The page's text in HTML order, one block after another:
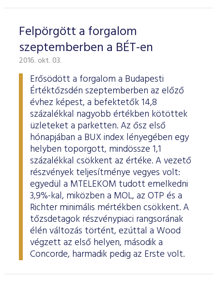
Felpörgött a forgalom
szeptemberben a BÉT-en
2016. okt. 03.
Erősödött a forgalom a Budapesti
Értéktőzsdén szeptemberben az előző
évhez képest, a befektetők 14,8
százalékkal nagyobb értékben kötöttek
üzleteket a parketten. Az ősz első
hónapjában a BUX index lényegében egy
helyben toporgott, mindössze 1,1
százalékkal csökkent az értéke. A vezető
részvények teljesítménye vegyes volt:
egyedül a MTELEKOM tudott emelkedni
3,9%-kal, miközben a MOL, az OTP és a
Richter minimális mértékben csökkent. A
tőzsdetagok részvénypiaci rangsorának
élén változás történt, ezúttal a Wood
végzett az első helyen, második a
Concorde, harmadik pedig az Erste volt.